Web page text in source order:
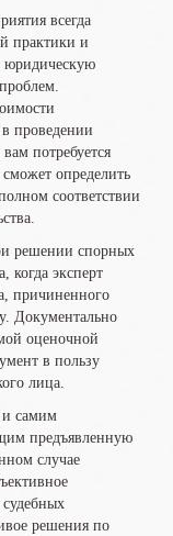
всегда
практики и
юридическую
проведении
потребуется
определить
соответствии
решении спорных
когда эксперт
причиненного
Документально
оценочной
в пользу
лица.
и самим
предъявленную
случае
решения по